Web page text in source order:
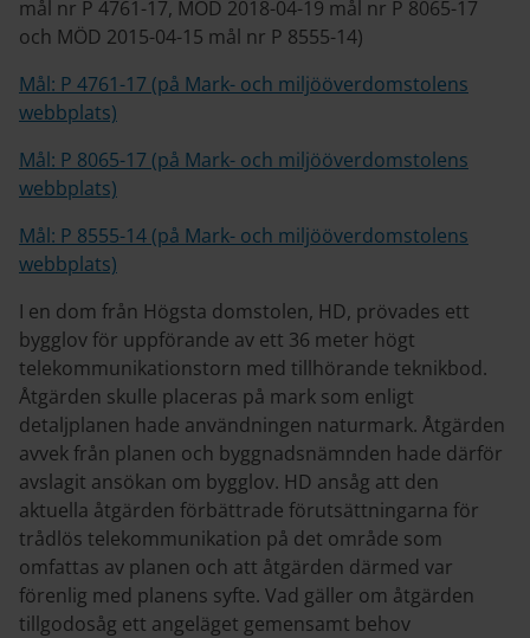
mål nr P 4761-17, MÖD 2018-04-19 mål nr P 8065-17
och MÖD 2015-04-15 mål nr P 8555-14)
Mål: P 4761-17 (på Mark- och miljööverdomstolens
webbplats)
Mål: P 8065-17 (på Mark- och miljööverdomstolens
webbplats)
Mål: P 8555-14 (på Mark- och miljööverdomstolens
webbplats)
I en dom från Högsta domstolen, HD, prövades ett
bygglov för uppförande av ett 36 meter högt
telekommunikationstorn med tillhörande teknikbod.
Åtgärden skulle placeras på mark som enligt
detaljplanen hade användningen naturmark. Åtgärden
avvek från planen och byggnadsnämnden hade därför
avslagit ansökan om bygglov. HD ansåg att den
aktuella åtgärden förbättrade förutsättningarna för
trådlös telekommunikation på det område som
omfattas av planen och att åtgärden därmed var
förenlig med planens syfte. Vad gäller om åtgärden
tillgodosåg ett angeläget gemensamt behov